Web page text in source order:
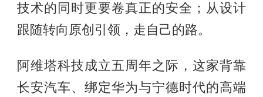
技术的同时更要卷真正的安全；从设计
跟随转向原创引领，走自己的路。
阿维塔科技成立五周年之际，这家背靠
长安汽车、绑定华为与宁德时代的高端